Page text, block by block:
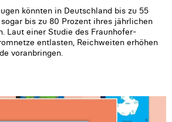
könnten in Deutschland bis zu 55
bis zu 80 Prozent ihres jährlichen
Laut einer Studie des Fraunhofer-
entlasten, Reichweiten erhöhen
voranbringen.